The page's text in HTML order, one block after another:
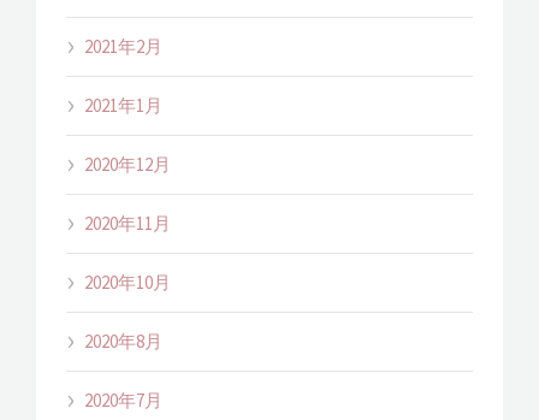
2021年2月
2021年1月
2020年12月
2020年11月
2020年10月
2020年8月
2020年7月